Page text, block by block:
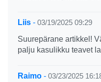
Liis - 03/19/2025 09:29
Suurepärane artikkel!
palju kasulikku teavet
Raimo - 03/23/2025